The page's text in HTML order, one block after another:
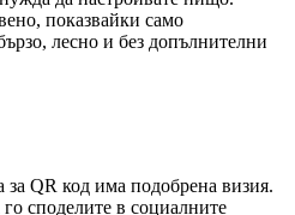
показвайки само
лесно и без допълнителни
QR код има подобрена визия.
споделите в социалните